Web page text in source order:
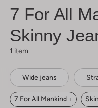
7 For All
Skinny
1 item
Wide jeans
7 For All Mankind